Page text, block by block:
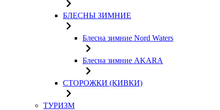
БЛЕСНЫ ЗИМНИЕ
Блесна зимние Nord Waters
Блесна зимние AKARA
СТОРОЖКИ (КИВКИ)
ТУРИЗМ